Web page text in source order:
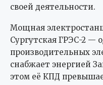
своей деятельности.
Мощная
Сургутская ГРЭС-2 —
производительных
снабжает энергией
этом её КПД